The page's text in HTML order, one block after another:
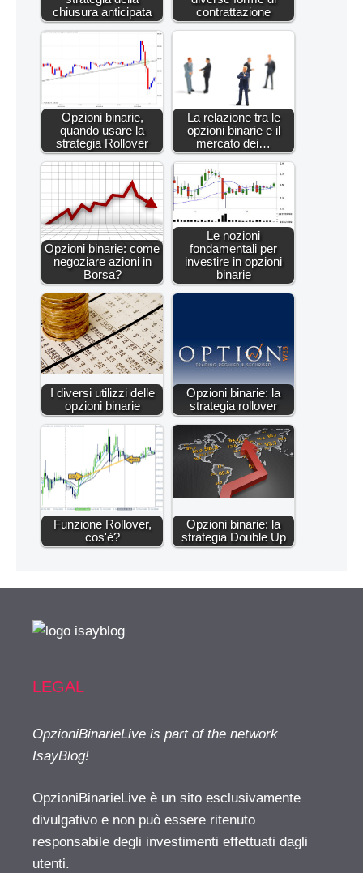
chiusura anticipata
contrattazione
Opzioni binarie,
quando usare la
strategia Rollover
La relazione tra le
opzioni binarie e il
mercato dei…
Opzioni binarie: come
negoziare azioni in
Borsa?
Le nozioni
fondamentali per
investire in opzioni
binarie
I diversi utilizzi delle
opzioni binarie
Opzioni binarie: la
strategia rollover
Funzione Rollover,
cos'è?
Opzioni binarie: la
strategia Double Up
LEGAL
OpzioniBinarieLive is part of the network
IsayBlog!
OpzioniBinarieLive è un sito esclusivamente
divulgativo e non può essere ritenuto
responsabile degli investimenti effettuati dagli
utenti.